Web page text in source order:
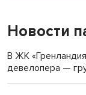
«Мы живём на
терроризируют
Новости
В ЖК
девелопера —